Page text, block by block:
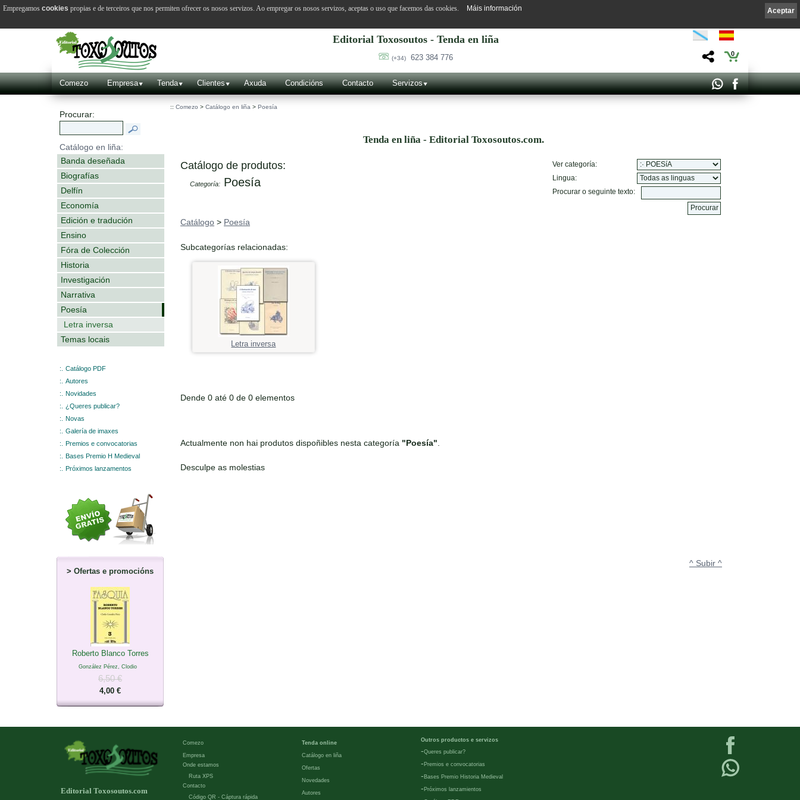
Editorial Toxosoutos - Tenda en liña
(+34) 623 384 776 0
Comezo Empresa Tenda Clientes Axuda Condicións Contacto Servizos
Procurar:
Catálogo en liña:
Banda deseñada
Biografías
Delfín
Economía
Edición e tradución
Ensino
Fóra de Colección
Historia
Investigación
Narrativa
Poesía
Letra inversa
Temas locais
:.
Catálogo PDF
:.
Autores
:.
Novidades
:.
¿Queres publicar?
:.
Novas
:.
Galería de imaxes
:.
Premios e convocatorias
:.
Bases Premio H Medieval
:.
Próximos lanzamentos
> Ofertas e promocións
Roberto Blanco Torres
González Pérez, Clodio
6,50 €
4,00 €
:: Comezo > Catálogo en liña > Poesía
Tenda en liña - Editorial Toxosoutos.com.
Catálogo de produtos:
Categoría: Poesía
Ver categoría:
Lingua:
Procurar o seguinte texto:
Catálogo > Poesía
Subcategorías relacionadas:
Letra inversa
Dende 0 até 0 de 0 elementos
Actualmente non hai produtos dispoñibles nesta categoría "Poesía"
Desculpe as molestias
^ Subir ^
Editorial Toxosoutos.com
Comezo
Empresa
Onde estamos
Ruta XPS
Contacto
Código QR - Cáptura rápida
Tenda online
Catálogo en liña
Ofertas
Novedades
Autores
Outros productos e servizos
-Queres publicar?
- Premios e convocatorias
- Bases Premio Historia Medieval
- Próximos lanzamientos
Aceptar
Empregamos cookies propias e de terceiros que nos permiten ofrecer os nosos servizos. Ao empregar os nosos servizos, aceptas o uso que facemos das cookies. Máis información